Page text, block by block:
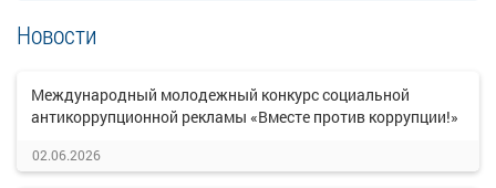
Новости
Международный молодежный конкурс социальной
антикоррупционной рекламы «Вместе против коррупции!»
02.06.2026